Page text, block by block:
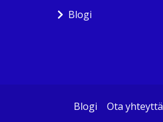
Blogi
Blogi Ota yhteyttä